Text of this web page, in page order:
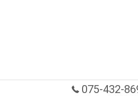
075-432-